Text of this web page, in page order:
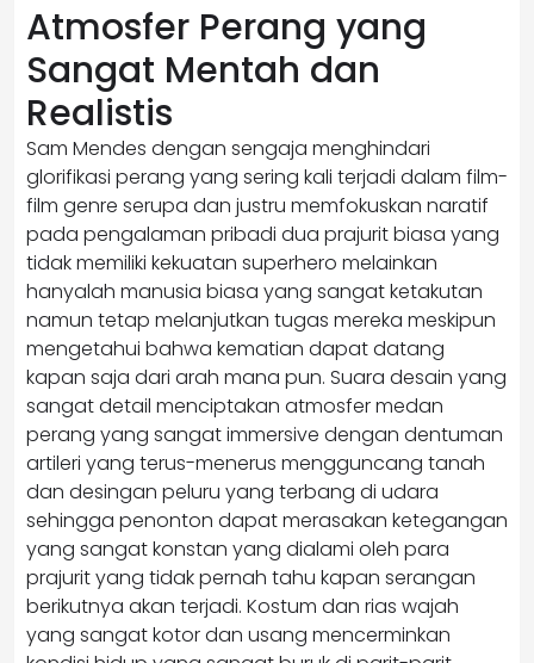
Atmosfer Perang yang
Sangat Mentah dan
Realistis
Sam Mendes dengan sengaja menghindari
glorifikasi perang yang sering kali terjadi dalam film-
film genre serupa dan justru memfokuskan naratif
pada pengalaman pribadi dua prajurit biasa yang
tidak memiliki kekuatan superhero melainkan
hanyalah manusia biasa yang sangat ketakutan
namun tetap melanjutkan tugas mereka meskipun
mengetahui bahwa kematian dapat datang
kapan saja dari arah mana pun. Suara desain yang
sangat detail menciptakan atmosfer medan
perang yang sangat immersive dengan dentuman
artileri yang terus-menerus mengguncang tanah
dan desingan peluru yang terbang di udara
sehingga penonton dapat merasakan ketegangan
yang sangat konstan yang dialami oleh para
prajurit yang tidak pernah tahu kapan serangan
berikutnya akan terjadi. Kostum dan rias wajah
yang sangat kotor dan usang mencerminkan